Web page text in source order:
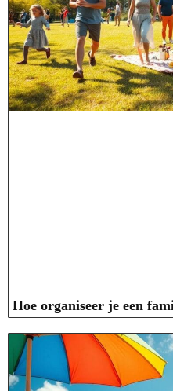
Hoe organiseer je een